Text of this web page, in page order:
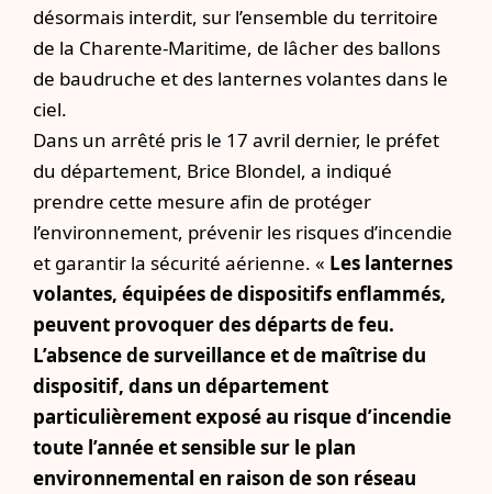
désormais interdit, sur l’ensemble du territoire
de la Charente-Maritime, de lâcher des ballons
de baudruche et des lanternes volantes dans le
ciel.
Dans un arrêté pris le 17 avril dernier, le préfet
du département, Brice Blondel, a indiqué
prendre cette mesure afin de protéger
l’environnement, prévenir les risques d’incendie
et garantir la sécurité aérienne. « Les lanternes
volantes, équipées de dispositifs enflammés,
peuvent provoquer des départs de feu.
L’absence de surveillance et de maîtrise du
dispositif, dans un département
particulièrement exposé au risque d’incendie
toute l’année et sensible sur le plan
environnemental en raison de son réseau